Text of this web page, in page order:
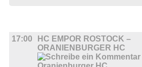
17:00
HC EMPOR ROSTOCK –
ORANIENBURGER HC